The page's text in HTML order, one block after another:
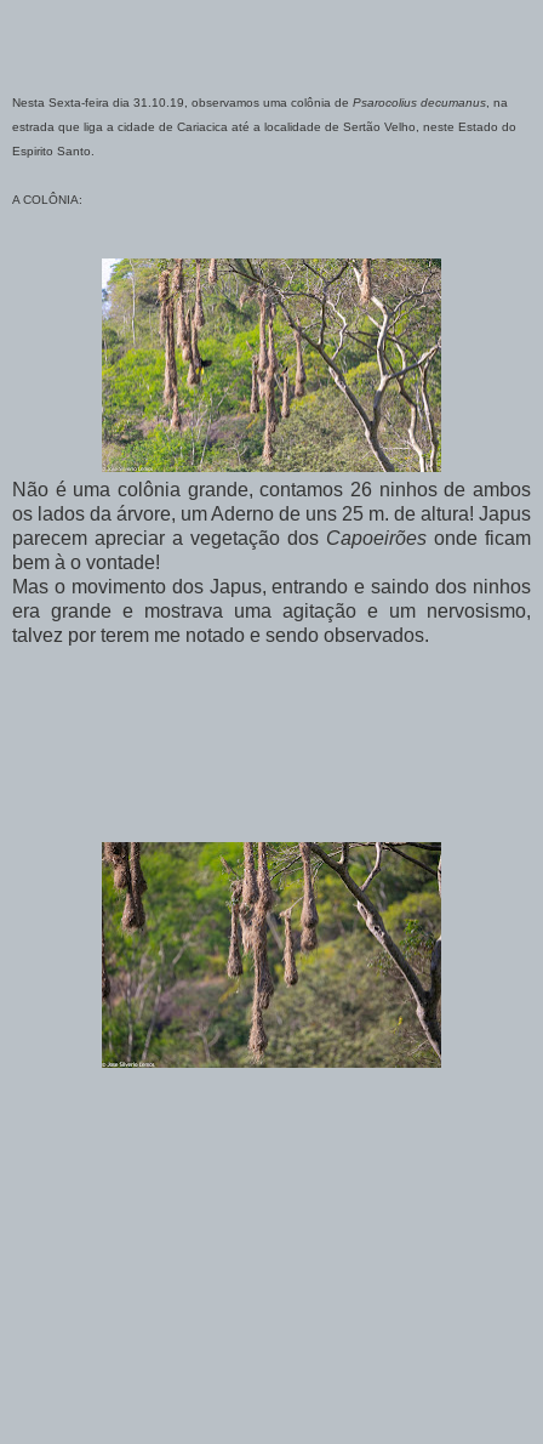
Nesta Sexta-feira dia 31.10.19, observamos uma colônia de Psarocolius decumanus , na
estrada que liga a cidade de Cariacica até a localidade de Sertão Velho, neste Estado do
Espirito Santo.
A COLÔNIA:
Não é uma colônia grande, contamos 26 ninhos de ambos
os lados da árvore, um Aderno de uns 25 m. de altura! Japus
parecem apreciar a vegetação dos Capoeirões onde ficam
bem à o vontade!
Mas o movimento dos Japus, entrando e saindo dos ninhos
era grande e mostrava uma agitação e um nervosismo,
talvez por terem me notado e sendo observados.